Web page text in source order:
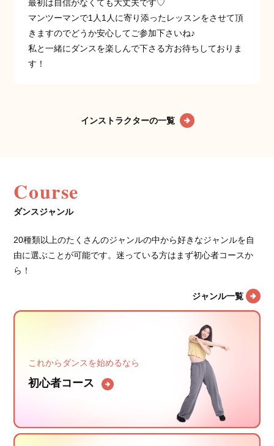
最初は自信がなくても大丈夫です♡
マンツーマンで1人1人に寄り添ったレッスンをさせて頂
きますのでどうか安心してご参加下さいね♪
私と一緒にダンスを楽しんで下さる方お待ちしておりま
す！
インストラクターの一覧
Course
ダンスジャンル
20種類以上のたくさんのジャンルの中から好きなジャンルを自
由に選ぶことが可能です。迷っている方はまず初心者コースか
ら！
ジャンル一覧
これからダンスを始めるなら
初心者コース